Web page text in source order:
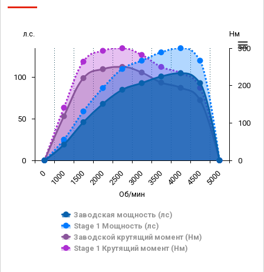
Об/мин
л.с. Нм
Заводская мощность (лс)
Stage 1 Мощность (лс)
Заводской крутящий момент (Нм)
Stage 1 Крутящий момент (Нм)
0 1000 1500 2000 2500 3000 3500 4000 4500 5000
0
50
100
0
100
200
300